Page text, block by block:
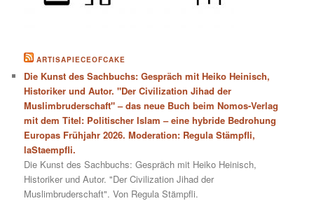
ARTISAPIECEOFCAKE
Die Kunst des Sachbuchs: Gespräch mit Heiko Heinisch,
Historiker und Autor. "Der Civilization Jihad der
Muslimbruderschaft" – das neue Buch beim Nomos-Verlag
mit dem Titel: Politischer Islam – eine hybride Bedrohung
Europas Frühjahr 2026. Moderation: Regula Stämpfli,
laStaempfli.
Die Kunst des Sachbuchs: Gespräch mit Heiko Heinisch,
Historiker und Autor. "Der Civilization Jihad der
Muslimbruderschaft". Von Regula Stämpfli.